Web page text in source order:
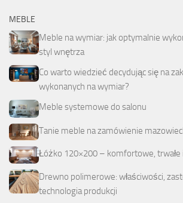
MEBLE
Meble na wymiar: jak optymalnie
styl wnętrza
Co warto wiedzieć decydując się na
wykonanych na wymiar?
Meble systemowe do salonu
Tanie meble na zamówienie
Łóżko 120×200 – komfortowe, trwałe
Drewno polimerowe: właściwości,
technologia produkcji